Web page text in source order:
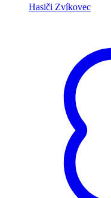
Hasiči Zvíkovec